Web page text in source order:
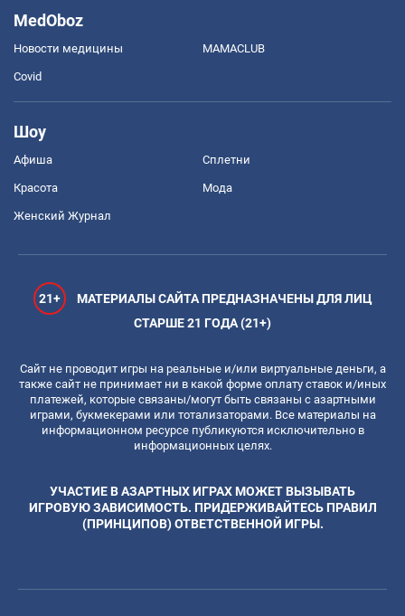
MedOboz
Новости медицины MAMACLUB
Covid
Шоу
Афиша Сплетни
Красота Мода
Женский Журнал
21+
МАТЕРИАЛЫ САЙТА ПРЕДНАЗНАЧЕНЫ ДЛЯ ЛИЦ
СТАРШЕ 21 ГОДА (21+)
Сайт не проводит игры на реальные и/или виртуальные деньги, а
также сайт не принимает ни в какой форме оплату ставок и/иных
платежей, которые связаны/могут быть связаны с азартными
играми, букмекерами или тотализаторами. Все материалы на
информационном ресурсе публикуются исключительно в
информационных целях.
УЧАСТИЕ В АЗАРТНЫХ ИГРАХ МОЖЕТ ВЫЗЫВАТЬ
ИГРОВУЮ ЗАВИСИМОСТЬ. ПРИДЕРЖИВАЙТЕСЬ ПРАВИЛ
(ПРИНЦИПОВ) ОТВЕТСТВЕННОЙ ИГРЫ.